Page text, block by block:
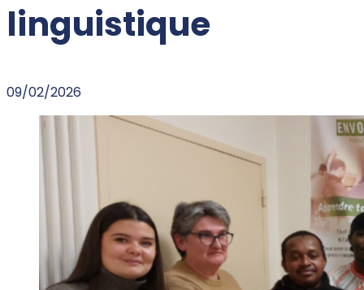
linguistique
09/02/2026